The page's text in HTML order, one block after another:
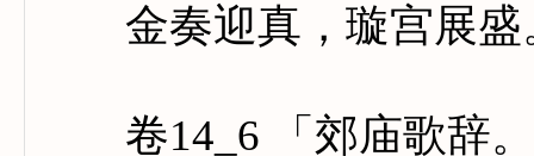
金奏迎真，璇宫展盛
卷14_6 「郊庙歌辞。